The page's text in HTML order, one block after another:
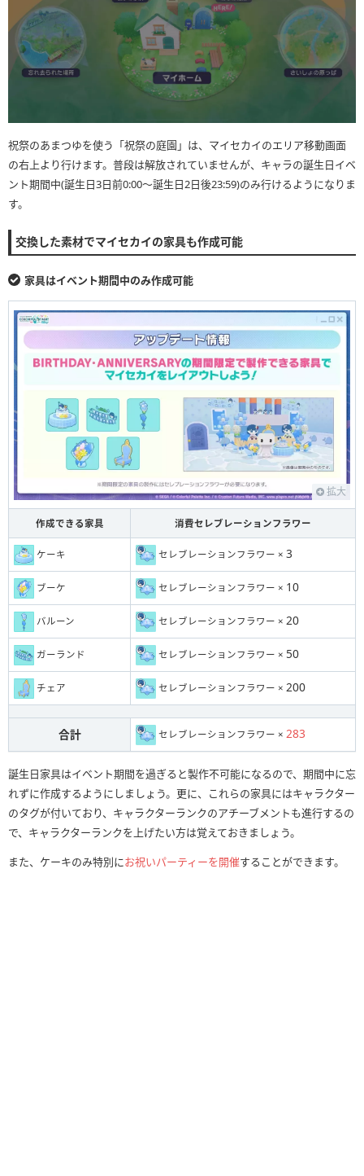
祝祭のあまつゆを使う「祝祭の庭園」は、マイセカイのエリア移動画面
の右上より行けます。普段は解放されていませんが、キャラの誕生日イベ
ント期間中(誕生日3日前0:00〜誕生日2日後23:59)のみ行けるようになりま
す。
交換した素材でマイセカイの家具も作成可能
家具はイベント期間中のみ作成可能
拡大
作成できる家具 消費セレブレーションフラワー
ケーキ セレブレーションフラワー × 3
ブーケ セレブレーションフラワー × 10
バルーン セレブレーションフラワー × 20
ガーランド セレブレーションフラワー × 50
チェア セレブレーションフラワー × 200
合計 セレブレーションフラワー × 283
誕生日家具はイベント期間を過ぎると製作不可能になるので、期間中に忘
れずに作成するようにしましょう。更に、これらの家具にはキャラクター
のタグが付いており、キャラクターランクのアチーブメントも進行するの
で、キャラクターランクを上げたい方は覚えておきましょう。
また、ケーキのみ特別にお祝いパーティーを開催することができます。